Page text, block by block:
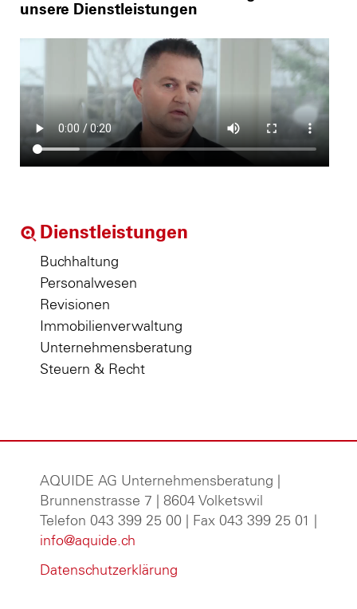
unsere Dienstleistungen
Dienstleistungen
Buchhaltung
Personalwesen
Revisionen
Immobilienverwaltung
Unternehmensberatung
Steuern & Recht
AQUIDE AG Unternehmensberatung
Brunnenstrasse 7 | 8604 Volketswil
Telefon 043 399 25 00 | Fax 043 399 25 01 |
info@aquide.ch
Datenschutzerklärung